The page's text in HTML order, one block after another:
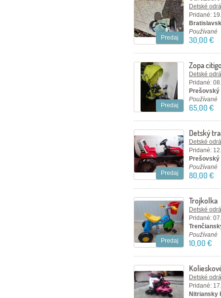
Predaj
Detské
Pridané:
Používané
30,00 €
Predaj
Zopa
Detské
Pridané:
Používané
65,00 €
Predaj
Detský
Detské
Pridané:
Prešovský
Používané
80,00 €
Predaj
Trojkolka
Detské
Pridané:
Používané
10,00 €
Detské
Pridané:
Nitriansky